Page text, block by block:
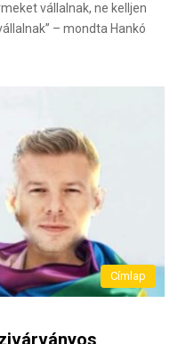
vállalnak, ne kelljen
– mondta Hankó
Címlap